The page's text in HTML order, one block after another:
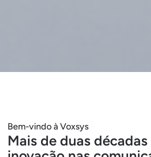
Bem-vindo à Voxsys
Mais de duas